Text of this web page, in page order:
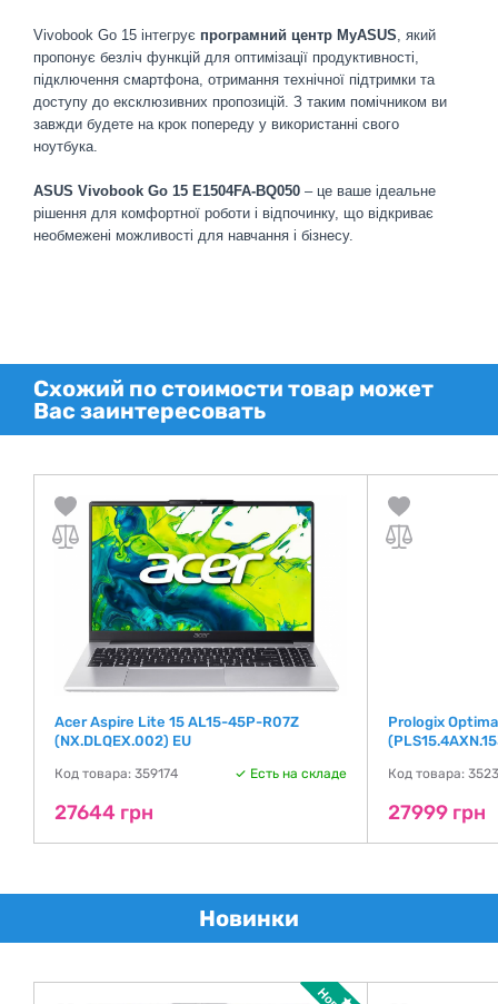
Vivobook Go 15 інтегрує програмний центр MyASUS, який
пропонує безліч функцій для оптимізації продуктивності,
підключення смартфона, отримання технічної підтримки та
доступу до ексклюзивних пропозицій. З таким помічником ви
завжди будете на крок попереду у використанні свого
ноутбука.
ASUS Vivobook Go 15 E1504FA-BQ050 – це ваше ідеальне
рішення для комфортної роботи і відпочинку, що відкриває
необмежені можливості для навчання і бізнесу.
Схожий по стоимости товар может
Вас заинтересовать
Acer Aspire Lite 15 AL15-45P-R07Z
(NX.DLQEX.002) EU
Код товара: 359174 Есть на складе
27644 грн
Prologix
Код товара:
27999 грн
Новинки